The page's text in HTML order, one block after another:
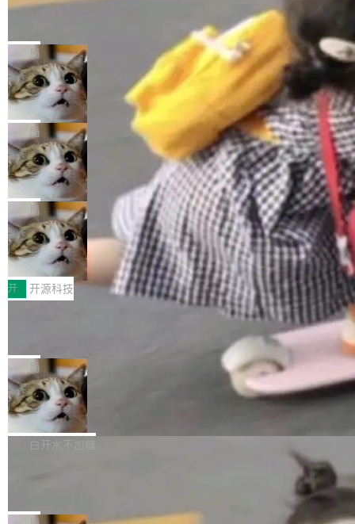
“智构可信·质创未来——AI原生时代的质量新范
式”为主题，直面AI从实验室走向规模化产业落地
的核心质量命题。会上，《2026智能研发生产力
工具选型手册》发布，Testin云测的Testin XAge
nt智能测试系统入选AI测试领域代表产品。对CI
O而言，这提示了一个转变：AI测试正在从效率
工具升级为企业的质量基础设施。 CIO面对的新
现实 过去两年，CIO们的焦虑清单上多了两项：
一是如何让大模型和智能体应用安全地从PoC走
向生产，二是如何让测试团队跟得上AI应用...
让非法状态不可表示：一篇关于 ADT
有一种东西，一旦用过就回不去了。Alex Fedos
eev 管它叫"软件设计的基石"。 他说的东西不新
鲜——代数数据类型（ADT），尤其是和类型
（sum type）。但他说清楚了一件事：这不是类
型系统的学术体操，是日常编码的思维方式。 文
章从一个简单的例子切入。一个网站的深色主题
设置，如果用布尔值 + 可空字段来表示——bool
ean 表示是否可切换，nullable 的默认模式、浅
色方案、深色方案——会产生大量无意义的组
合。方案缺了、配置冲突了、全 null 了。要知道
哪些组合有效，作者说，你得靠"文档、校验、或
者部落知识"。 换个写法。Rust 的 enum，两个
变体：Switchable...
局
Cloudflare 开源内部企业 AI 平台 Clou
dflare OS
Cloudflare 发布了一个开源项目 Cloudflare O
S。如果你只看官方博客，你会觉得这是又一
个"AI 知识库 + 聊天机器人"——每个大厂都在
做，没什么新鲜的。 但 Kenton Varda 在 Twitte
r 上把事情说清楚了： 今天我们发布了 Cloudfla
re OS，一个带连接器的聊天机器人，跟其他所
有科技公司做的一样。只不过，实际上它不一
样。这是 Sandstorm.io 的重制版，我十年前的
那个创业公司。不同的是，这次它构建在 Cloudf
lare Workers 上——我花了九年时间搭建的平台
——并且深度集成了 AI。这基本上是我十年秘密
局
Deno 团队开源 Celld，可自托管的分
布式 Durable Objects
Ryan Dahl 领导的 Deno 团队推出了最新开源项
目 Celld，一个能在自己机器上运行 Cloudflare
Workers 和 Durable Objects 的守护进程。 设
计思路很直接：每个对象是一个独立的 SQLite
数据库，按名称寻址，复制到你自己的 S3 兼容
存储库里。节点之间只通过这个存储库协调——
没有控制平面，没有共识协议。每个对象自带一
个小型数据库，应用天然按分片构建，单个数据
库的竞争和爆炸半径问题在设计层面就被消除
了。 闲置的 cell 会休眠到几乎不占资源。当 cel
l 迁移或唤醒时，新宿主从 S3 恢复 SQLite 数据
库继续执行。存储库是持久化的唯一真相...
局
鲁大师7月新机性能/流畅/AI榜：vivo夺
性能、流畅双第一，三星Galaxy Z系列
新折叠缺席
2026年7月的手机市场，由于存储等硬件成本暴
增，手机厂商的日子也不好过啊，新机速度明显
放缓，因此硝烟味淡了许多。新机参数规格除开
高价的三星折叠（三星Galaxy Z Fold8 Ultra / Z
Fold8 / Z Flip8）外，其余要么是中低端机器，
例如iQOO Z11i、REDMI Note 17、REDMI No
te 17 Pro、OPPO K15，要么是vivo X300 E这
样的次旗舰。 Galaxy Z Fold8 Ultra / Z Fold8 /
Z Flip8三款折叠屏新机均在7月22日发布，且全
部搭载骁龙8 Elite Gen5 for Galaxy，它们本该
开 开源科技
Zed 编辑器团队发布了新项目——DeltaDB，一
个在 git commit 之间记录每一次编辑操作的版
本控制系统。目前处于 Early Access 阶段。 De
ltaDB 的核心思路直接写在 landing page 最显
眼的位置：「Software is made between com
mits」——软件是在 commit 之间写出来的。git
是把这段空隙补上。 回退到任何一次编辑：Delt
局
SpaceXAI 单季资本开支达 183 亿美元
根据风险投资人Tomer Tunguz 博客（VC 分
析）披露的最新分析与第二季度业绩报告，Spac
微软同期总资本开支的四成。 与亚马逊、Alpha
白开水不加糖
一个在终端里运行的编程 agent；Muse Spark